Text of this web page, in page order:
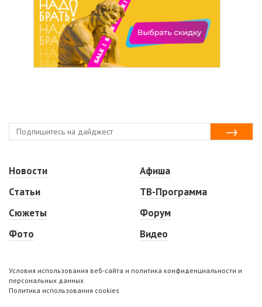
Новости
Статьи
Сюжеты
Фото
Афиша
ТВ-Программа
Форум
Видео
Условия использования веб-сайта и политика конфиденциальности и
персональных данных
Политика использования cookies